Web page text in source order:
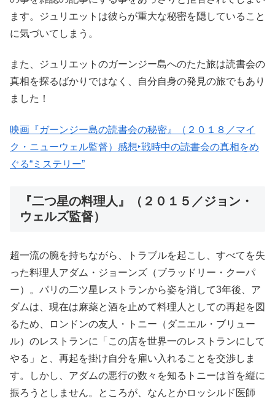
ます。ジュリエットは彼らが重大な秘密を隠していること
に気づいてしまう。
また、ジュリエットのガーンジー島へのたた旅は読書会の
真相を探るばかりではなく、自分自身の発見の旅でもあり
ました！
映画『ガーンジー島の読書会の秘密』（２０１８／マイ
ク・ニューウェル監督）感想‣戦時中の読書会の真相をめ
ぐる“ミステリー”
『二つ星の料理人』（２０１５／ジョン・
ウェルズ監督）
超一流の腕を持ちながら、トラブルを起こし、すべてを失
った料理人アダム・ジョーンズ（ブラッドリー・クーパ
ー）。パリの二ツ星レストランから姿を消して3年後、ア
ダムは、現在は麻薬と酒を止めて料理人としての再起を図
るため、ロンドンの友人・トニー（ダニエル・ブリュー
ル）のレストランに「この店を世界一のレストランにして
やる」と、再起を掛け自分を雇い入れることを交渉しま
す。しかし、アダムの悪行の数々を知るトニーは首を縦に
振ろうとしません。ところが、なんとかロッシルド医師